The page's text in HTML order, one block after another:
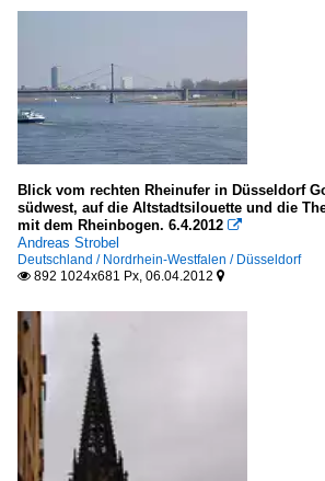
Blick vom rechten Rheinufer in Düsseldorf
südwest, auf die Altstadtsilouette und die
mit dem Rheinbogen. 6.4.2012 
Andreas Strobel
Deutschland / Nordrhein-Westfalen / Düsseldorf
 892 1024x681 Px, 06.04.2012 